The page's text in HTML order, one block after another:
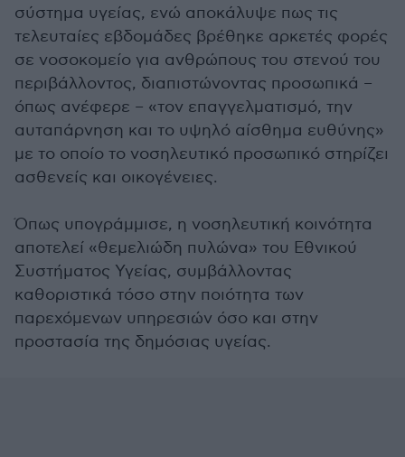
σύστημα υγείας, ενώ αποκάλυψε πως τις
τελευταίες εβδομάδες βρέθηκε αρκετές φορές
σε νοσοκομείο για ανθρώπους του στενού του
περιβάλλοντος, διαπιστώνοντας προσωπικά –
όπως ανέφερε – «τον επαγγελματισμό, την
αυταπάρνηση και το υψηλό αίσθημα ευθύνης»
με το οποίο το νοσηλευτικό προσωπικό στηρίζει
ασθενείς και οικογένειες.
Όπως υπογράμμισε, η νοσηλευτική κοινότητα
αποτελεί «θεμελιώδη πυλώνα» του Εθνικού
Συστήματος Υγείας, συμβάλλοντας
καθοριστικά τόσο στην ποιότητα των
παρεχόμενων υπηρεσιών όσο και στην
προστασία της δημόσιας υγείας.